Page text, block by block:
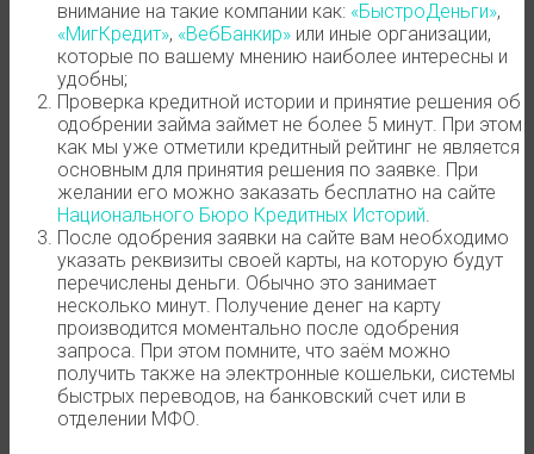
внимание на такие компании как: «БыстроДеньги»,
«МигКредит», «ВебБанкир» или иные организации,
которые по вашему мнению наиболее интересны и
удобны;
Проверка кредитной истории и принятие решения об
одобрении займа займет не более 5 минут. При этом
как мы уже отметили кредитный рейтинг не является
основным для принятия решения по заявке. При
желании его можно заказать бесплатно на сайте
Национального Бюро Кредитных Историй.
После одобрения заявки на сайте вам необходимо
указать реквизиты своей карты, на которую будут
перечислены деньги. Обычно это занимает
несколько минут. Получение денег на карту
производится моментально после одобрения
запроса. При этом помните, что заём можно
получить также на электронные кошельки, системы
быстрых переводов, на банковский счет или в
отделении МФО.